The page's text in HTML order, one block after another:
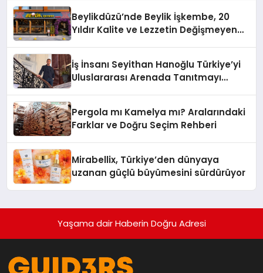
Beylikdüzü’nde Beylik İşkembe, 20
Yıldır Kalite ve Lezzetin Değişmeyen
İş İnsanı Seyithan Hanoğlu Türkiye’yi
Uluslararası Arenada Tanıtmayı
Pergola mı Kamelya mı? Aralarındaki
Farklar ve Doğru Seçim Rehberi
Mirabellix, Türkiye’den dünyaya
uzanan güçlü büyümesini sürdürüyor
Yaşama dair Haberin Doğru Adresi